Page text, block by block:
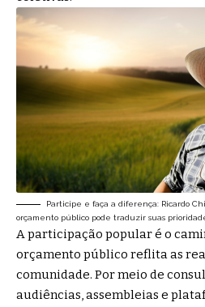
Participe e faça a diferença: Ricardo
orçamento público pode traduzir suas
A participação popular é o
orçamento público reflita as
comunidade. Por meio de
audiências, assembleias e